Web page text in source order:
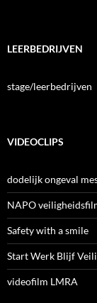
LEERBEDRIJVEN
stage/leerbedrijven
VIDEOCLIPS
dodelijk ongeval
NAPO
Safety with a smile
Start Werk Blijf
videofilm LMRA